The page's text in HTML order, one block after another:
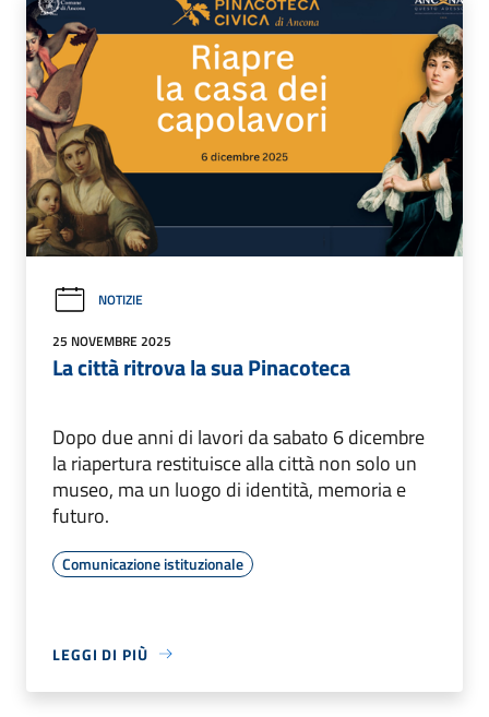
NOTIZIE
25 NOVEMBRE 2025
La città ritrova la sua Pinacoteca
Dopo due anni di lavori da sabato 6 dicembre
la riapertura restituisce alla città non solo un
museo, ma un luogo di identità, memoria e
futuro.
Comunicazione istituzionale
LEGGI DI PIÙ